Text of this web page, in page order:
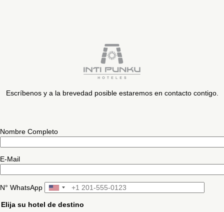
Escríbenos y a la brevedad posible estaremos en contacto contigo.
Nombre Completo
E-Mail
N° WhatsApp
Elija su hotel de destino